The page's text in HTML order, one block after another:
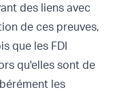
des liens avec
de ces preuves,
que les FDI
qu'elles sont de
les